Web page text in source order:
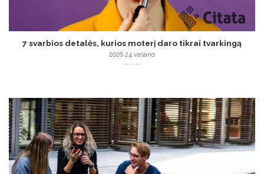
7 svarbios detalės, kurios moterį daro tikrai tvarkingą
2026 24 vasario